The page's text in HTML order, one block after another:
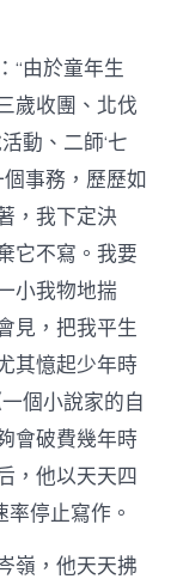
“由於童年生
歲收團、北伐
動、二師‘七
事務，歷歷如
，我下定決
它不寫。我要
小我物地揣
見，把我平生
其憶起少年時
個小說家的自
會破費幾年時
，他以天天四
停止寫作。
嶺，他天天拂